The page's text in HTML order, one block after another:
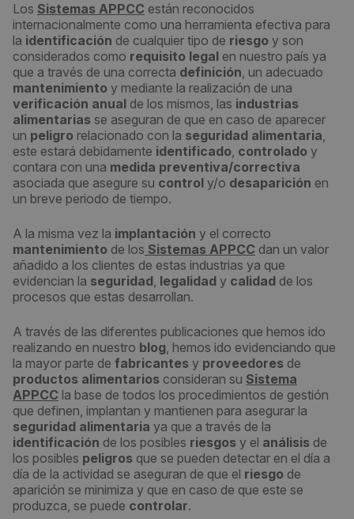
Los Sistemas APPCC están reconocidos
internacionalmente como una herramienta efectiva para
la identificación de cualquier tipo de riesgo y son
considerados como requisito legal en nuestro país ya
que a través de una correcta definición, un adecuado
mantenimiento y mediante la realización de una
verificación anual de los mismos, las industrias
alimentarias se aseguran de que en caso de aparecer
un peligro relacionado con la seguridad alimentaria,
este estará debidamente identificado, controlado y
contara con una medida preventiva/correctiva
asociada que asegure su control y/o desaparición en
un breve periodo de tiempo.
A la misma vez la implantación y el correcto
mantenimiento de los Sistemas APPCC dan un valor
añadido a los clientes de estas industrias ya que
evidencian la seguridad, legalidad y calidad de los
procesos que estas desarrollan.
A través de las diferentes publicaciones que hemos ido
realizando en nuestro blog, hemos ido evidenciando que
la mayor parte de fabricantes y proveedores de
productos alimentarios consideran su Sistema
APPCC la base de todos los procedimientos de gestión
que definen, implantan y mantienen para asegurar la
seguridad alimentaria ya que a través de la
identificación de los posibles riesgos y el análisis de
los posibles peligros que se pueden detectar en el día a
día de la actividad se aseguran de que el riesgo de
aparición se minimiza y que en caso de que este se
produzca, se puede controlar.